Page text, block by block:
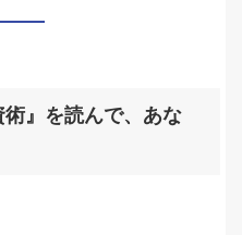
』を読んで、あな